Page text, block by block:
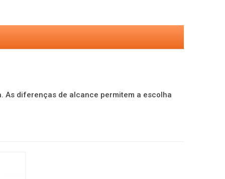
As diferenças de alcance permitem a escolha